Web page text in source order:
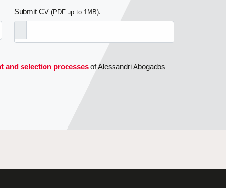
Submit CV (PDF up to 1MB).
and selection processes of Alessandri Abogados